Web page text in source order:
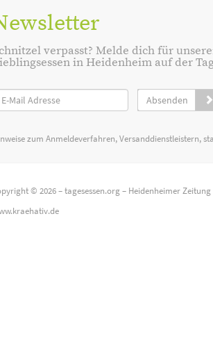
verpasst? Melde dich für
in Heidenheim auf der
Absenden
zum Anmeldeverfahren, Versanddienstleistern,
© 2026 –tagesessen.org– Heidenheimer Zeitung